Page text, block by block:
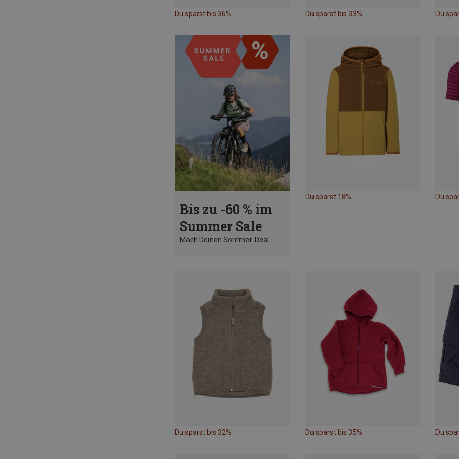
Du sparst bis 36% Du sparst bis 33% Du
Bis zu -60 % im
Summer Sale
Mach Deinen Sommer-Deal
Du sparst 18% Du
Du sparst bis 32% Du sparst bis 35% Du